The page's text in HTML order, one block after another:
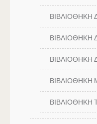
ΒΙΒΛΙΟΘΗΚΗ
ΒΙΒΛΙΟΘΗΚΗ
ΒΙΒΛΙΟΘΗΚΗ
ΒΙΒΛΙΟΘΗΚΗ
ΒΙΒΛΙΟΘΗΚΗ